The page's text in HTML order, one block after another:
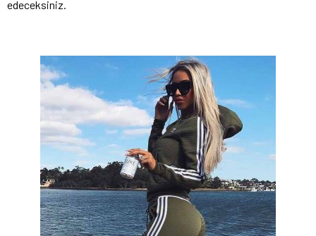
edeceksiniz.